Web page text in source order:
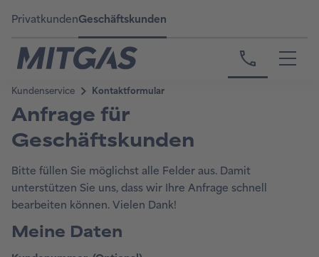
PrivatkundenGeschäftskunden
Anfrage für
Geschäftskunden
Bitte füllen Sie möglichst alle Felder aus. Damit
unterstützen Sie uns, dass wir Ihre Anfrage schnell
bearbeiten können. Vielen Dank!
Meine Daten